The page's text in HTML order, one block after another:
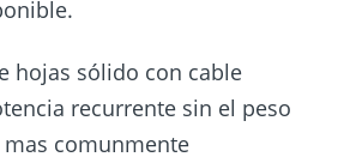
hojas sólido con cable
recurrente sin el peso
comunmente